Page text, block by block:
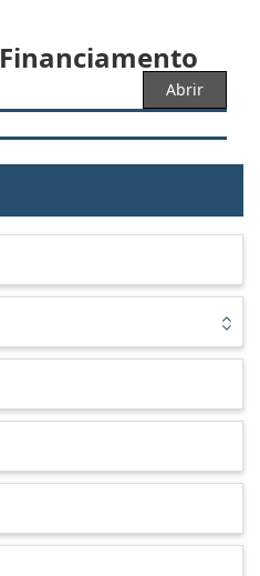
Financiamento
Abrir